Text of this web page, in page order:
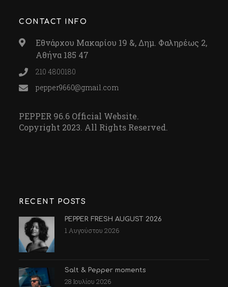
CONTACT INFO
Εθνάρχου Μακαρίου 19 &, Δημ. Φαληρέως 2,
Αθήνα 185 47
210 4800180
pepper9660@gmail.com
PEPPER 96.6 Official Website.
Copyright 2023. All Rights Reserved.
RECENT POSTS
PEPPER FRESH AUGUST 2026
1 Αυγούστου 2026
Salt & Pepper moments
28 Ιουλίου 2026